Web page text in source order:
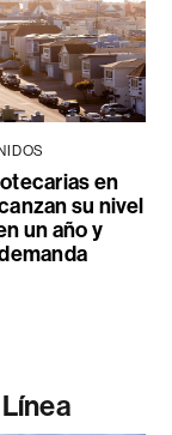
en
su nivel
un año y